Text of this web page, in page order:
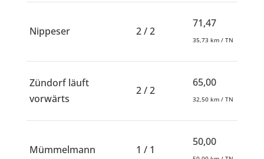
Nippeser 2 / 2
71,47
35,73 km / TN
Zündorf läuft
vorwärts
2 / 2
65,00
32,50 km / TN
Mümmelmann 1 / 1
50,00